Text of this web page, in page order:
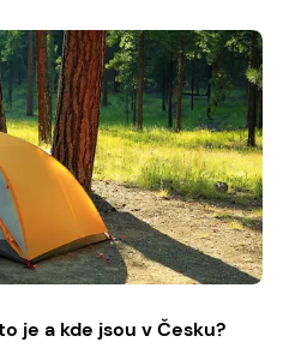
je a kde jsou v Česku?